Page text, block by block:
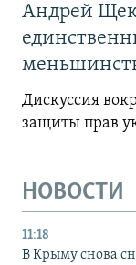
Андрей
Дискуссия
защиты прав
НОВОСТИ
11:18
В Крыму снова